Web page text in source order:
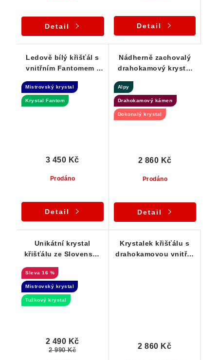
Detail Detail
Ledově bílý křišťál s
vnitřním Fantomem -
Mistrovský krystal
Krystal Fantom
Prodáno
3 450 Kč
Detail
Nádherně zachovalý
drahokamový krystal
Alpy
Drahokamový kámen
Dokonalý krystal
Prodáno
2 860 Kč
Detail
Unikátní krystal
křišťálu ze Slovenska
hůlka
16 %
Mistrovský krystal
Tužkový krystal
2 490 Kč
2 990 Kč
Krystalek křišťálu s
drahokamovou vnitřní
2 860 Kč